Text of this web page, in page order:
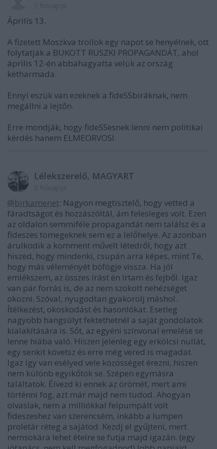
Április 13.
A fizetett Moszkva trollok egy napot se henyélnek, ott
folytatják a BUKOTT RUSZKI PROPAGANDÁT, ahol
április 12-én abbahagyatta velük az ország
kétharmada.
Ennyi eszük van ezeknek a fideSSbiráknak, nem
megállni a lejtőn.
Erre mondják, hogy fideSSesnek lenni nem politikai
kérdés hanem ELMEORVOSI.
Lélekszerelő, MAGYART
@birkamenet: Nagyon megtisztelő, hogy vetted a
fáradtságot és hozzászóltál, ám felesleges volt. Ezen
az oldalon semmiféle propagandát nem találsz és a
fideszes tömegeknek sem ez a lelőhelye. Az azonban
árulkodik a komment művelt létedről, hogy azt
hiszed, hogy mindenki, csupán arra képes, mint Te,
hogy más véleményét böfögje vissza. Ha jól
emlékszem, az összes írást én írtam és fejből. Igaz
van pár forrás is, de az nem szokott nehézséget
okozni. Szóval, nyugodtan gyakorolj máshol.
Ítélkezést, okoskodást és hasonlókat. Esetleg
nagyobb hangsúlyt fektethetnél a saját gondolatok
kialakítására is. Sőt, az egyéni színvonal emelése se
lenne hiába való. Hiszen jelenleg egy erkölcsi nullát,
egy senkit követsz és erre még vered is magadat.
Igaz így van esélyed vele közösséget érezni, hiszen
nem különb egyikőtök se. Szépen egymásra
találtatok. Élvezd ki ennek az örömét, mert ami
történni fog, azt már majd nem tudod. Ahogyan
olvaslak, nem a milliókkal felpumpált volt
fideszeshez van szerencsém, inkább a lumpen
proletár réteg a sajátod. Kezdj el gyűjteni, mert
nemsokára lehet ételre se futja majd igazán. (egy